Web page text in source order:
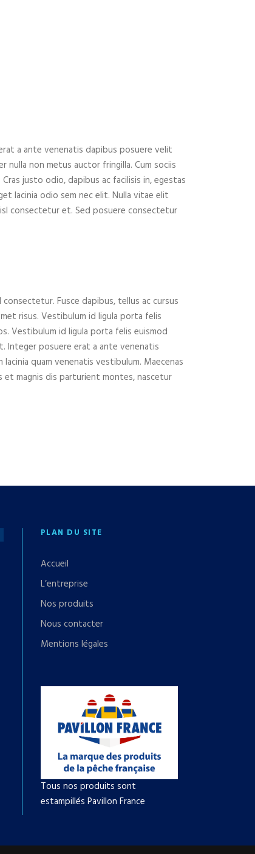
a ante venenatis dapibus posuere velit
nulla non metus auctor fringilla. Cum sociis
justo odio, dapibus ac facilisis in, egestas
lacinia odio sem nec elit. Nulla vitae elit
consectetur et. Sed posuere consectetur
Fusce dapibus, tellus ac cursus
risus. Vestibulum id ligula porta felis
Vestibulum id ligula porta felis euismod
Integer posuere erat a ante venenatis
quam venenatis vestibulum. Maecenas
et magnis dis parturient montes, nascetur
PLAN DU SITE
Accueil
L’entreprise
Nos produits
Nous contacter
Mentions légales
Tous nos produits sont
estampillés Pavillon France